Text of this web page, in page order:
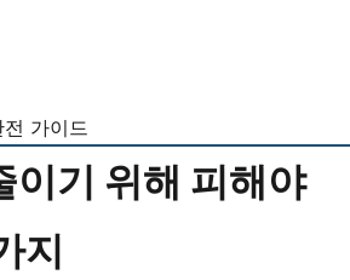
가이드
이기 위해 피해야
지